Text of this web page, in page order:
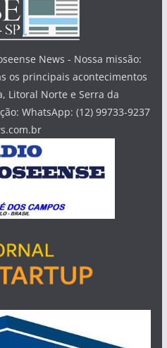
News - Nossa missão:
os principais acontecimentos
Litoral Norte e Serra da
WhatsApp: (12) 99733-9237